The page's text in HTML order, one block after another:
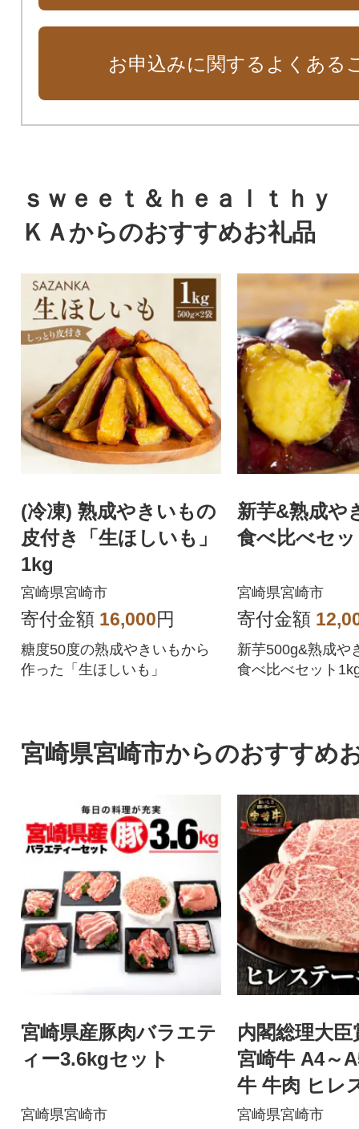
お申込みに関するよくある
ｓｗｅｅｔ＆ｈｅａｌｔｈｙ
ＫＡからのおすすめお礼品
(冷凍) 熟成やきいもの
皮付き「生ほしいも」
1kg
宮崎県宮崎市
寄付金額 16,000円
糖度50度の熟成やきいもから
作った「生ほしいも」
新芋&熟成や
食べ比べセ
宮崎県宮崎市
寄付金額
新芋500g&熟成や
食べ比べセット
宮崎県宮崎市からのおすすめ
宮崎県産豚肉バラエテ
ィー3.6kgセット
宮崎県宮崎市
内閣総理大臣
宮崎牛 A4～
牛 牛肉 ヒレ
(フィレ・ヘ
宮崎県宮崎市